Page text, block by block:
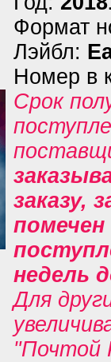
Формат
Лэйбл:
Номер в
Срок
заказу,
помечен
недель
Для
"Почтой